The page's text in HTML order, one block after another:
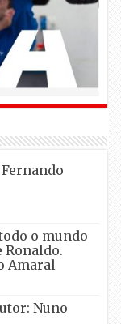
o mundo
Ronaldo.
Amaral
Nuno